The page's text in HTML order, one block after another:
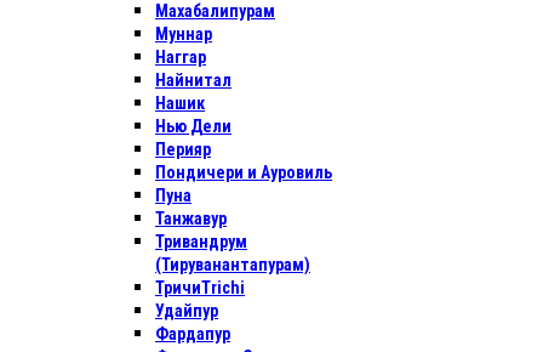
Махабалипурам
Муннар
Наггар
Найнитал
Нашик
Нью Дели
Перияр
Пондичери и Ауровиль
Пуна
Танжавур
Тривандрум
(Тируванантапурам)
ТричиTrichi
Удайпур
Фардапур